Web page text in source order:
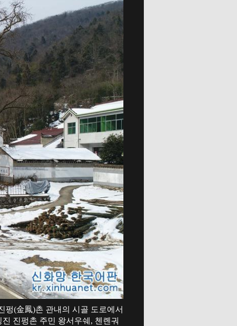
펑(金鳳)촌 관내의 시골 도로에서
진펑촌 주민 왕서우쉐, 첸롄궈